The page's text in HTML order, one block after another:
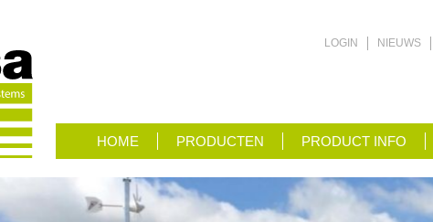
LOGIN NIEUWS
HOME PRODUCTEN PRODUCT INFO